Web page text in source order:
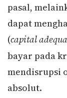
pasal,
dapat
(capital
bayar pada
mendisrupsi
absolut.